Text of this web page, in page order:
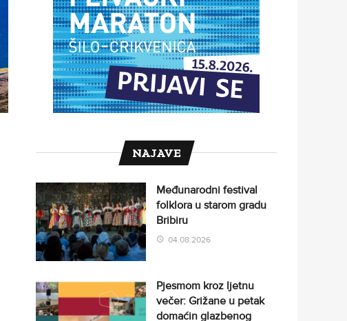
NAJAVE
Međunarodni festival
folklora u starom gradu
Bribiru
04.08.2026
Pjesmom kroz ljetnu
večer: Grižane u petak
domaćin glazbenog